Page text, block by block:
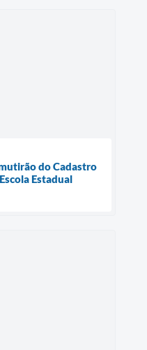
do Cadastro
Estadual